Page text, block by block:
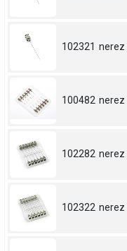
102321 nerez
100482 nerez
102282 nerez
102322 nerez